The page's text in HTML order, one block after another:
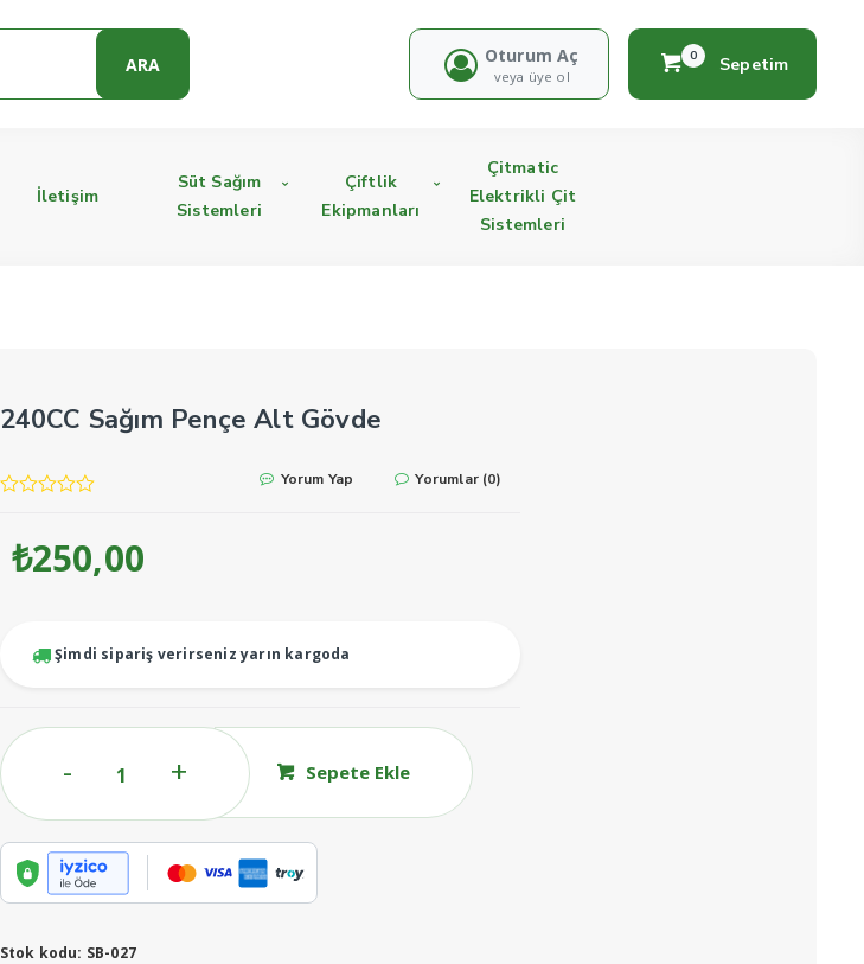
ARA Oturum Aç
veya üye ol
0 Sepetim
İletişim
Süt Sağım
Sistemleri
Çiftlik
Ekipmanları
Çitmatic
Elektrikli Çit
Sistemleri
240CC Sağım Pençe Alt Gövde
Yorum Yap Yorumlar (0)
₺250,00
Şimdi sipariş verirseniz yarın kargoda
240CC
Pençe
Alt
Gövde
adet
Sepete Ekle
Stok kodu: SB-027